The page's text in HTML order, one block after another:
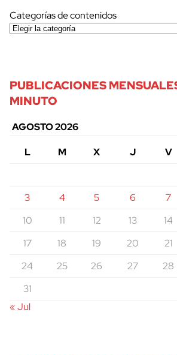
Categorías de contenidos
PUBLICACIONES
MINUTO
AGOSTO 2026
L
M X J V
3
4 5 6 7
10
11 12 13 14
17
18 19 20 21
24
25 26 27 28
31
« Jul